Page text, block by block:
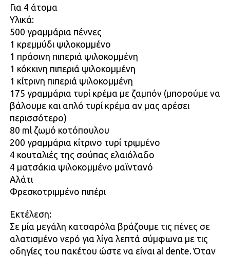
Για 4 άτομα
Υλικά:
500 γραμμάρια πέννες
1 κρεμμύδι ψιλοκομμένο
1 πράσινη πιπεριά ψιλοκομμένη
1 κόκκινη πιπεριά ψιλοκομμένη
1 κίτρινη πιπεριά ψιλοκομμένη
175 γραμμάρια τυρί κρέμα με ζαμπόν (μπορούμε να
βάλουμε και απλό τυρί κρέμα αν μας αρέσει
περισσότερο)
80 ml ζωμό κοτόπουλου
200 γραμμάρια κίτρινο τυρί τριμμένο
4 κουταλιές της σούπας ελαιόλαδο
4 ματσάκια ψιλοκομμένο μαϊντανό
Αλάτι
Φρεσκοτριμμένο πιπέρι
Εκτέλεση:
Σε μία μεγάλη κατσαρόλα βράζουμε τις πένες σε
αλατισμένο νερό για λίγα λεπτά σύμφωνα με τις
οδηγίες του πακέτου ώστε να είναι al dente. Όταν